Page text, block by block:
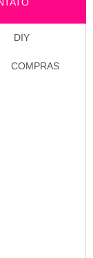
DIY
COMPRAS